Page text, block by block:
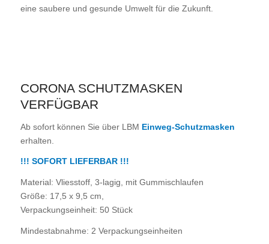
eine saubere und gesunde Umwelt für die Zukunft.
CORONA SCHUTZMASKEN
VERFÜGBAR
Ab sofort können Sie über LBM Einweg-Schutzmasken
erhalten.
!!! SOFORT LIEFERBAR !!!
Material: Vliesstoff, 3-lagig, mit Gummischlaufen
Größe: 17,5 x 9,5 cm,
Verpackungseinheit: 50 Stück
Mindestabnahme: 2 Verpackungseinheiten